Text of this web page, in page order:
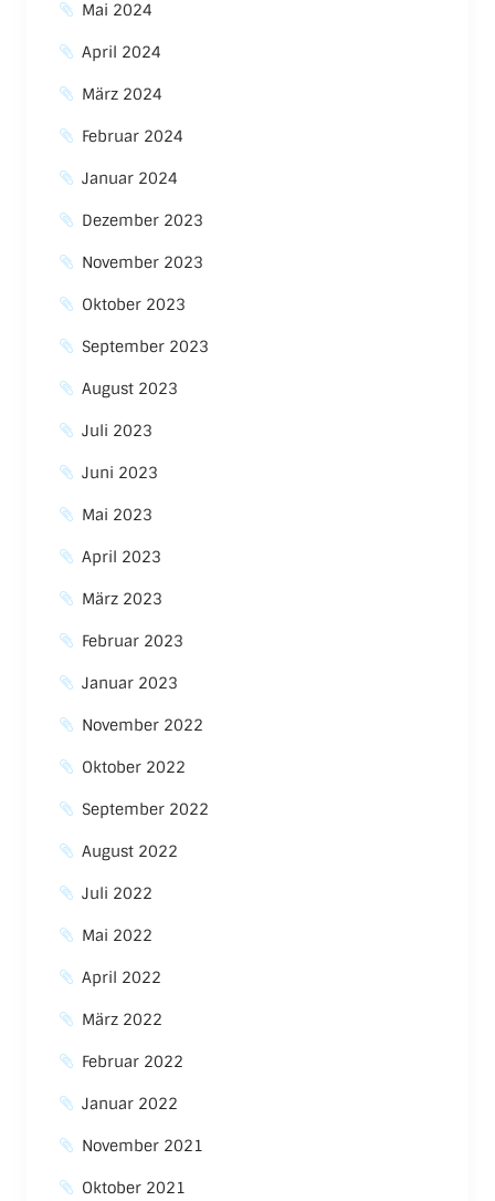
Mai 2024
April 2024
März 2024
Februar 2024
Januar 2024
Dezember 2023
November 2023
Oktober 2023
September 2023
August 2023
Juli 2023
Juni 2023
Mai 2023
April 2023
März 2023
Februar 2023
Januar 2023
November 2022
Oktober 2022
September 2022
August 2022
Juli 2022
Mai 2022
April 2022
März 2022
Februar 2022
Januar 2022
November 2021
Oktober 2021